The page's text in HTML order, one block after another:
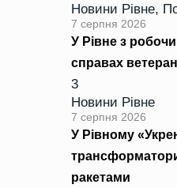
Новини Рівне,
7 серпня 2026
У Рівне з
справах
3
Новини Рівне
7 серпня 2026
У Рівному
ракетами